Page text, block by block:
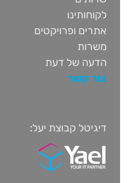
לקוחותינו
אתרים ופרויקטים
משרות
הדעה של דעת
צור קשר
דיגיטל קבוצת יעל: